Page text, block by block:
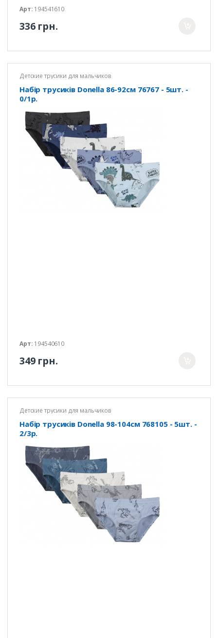
Арт: 194541610
336 грн.
Детские трусики для мальчиков
Набір трусиків Donella 86-92см 76767 - 5шт. -
0/1р.
Арт: 194540610
349 грн.
Детские трусики для мальчиков
Набір трусиків Donella 98-104см 768105 - 5шт. -
2/3р.